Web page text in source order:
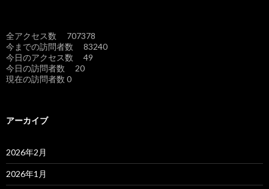
全アクセス数 707378
今までの訪問者数 83240
今日のアクセス数 49
今日の訪問者数 20
現在の訪問者数 0
アーカイブ
2026年2月
2026年1月